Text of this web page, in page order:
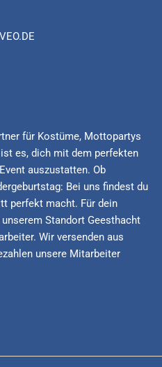
für Kostüme, Mottopartys
es, dich mit dem perfekten
auszustatten. Ob
Bei uns findest du
perfekt macht. Für dein
Standort Geesthacht
Wir versenden aus
unsere Mitarbeiter